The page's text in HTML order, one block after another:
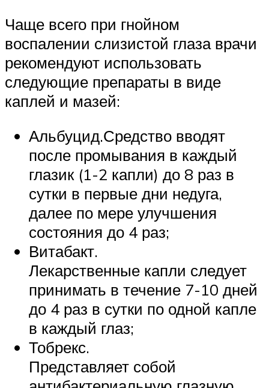
Чаще всего при гнойном
воспалении слизистой глаза врачи
рекомендуют использовать
следующие препараты в виде
каплей и мазей:
Альбуцид.Средство вводят
после промывания в каждый
глазик (1-2 капли) до 8 раз в
сутки в первые дни недуга,
далее по мере улучшения
состояния до 4 раз;
Витабакт.
Лекарственные капли следует
принимать в течение 7-10 дней
до 4 раз в сутки по одной капле
в каждый глаз;
Тобрекс.
Представляет собой